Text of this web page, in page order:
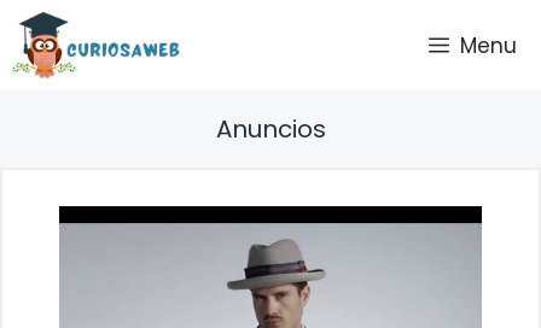
Saltar
contenido
Menu
Anuncios